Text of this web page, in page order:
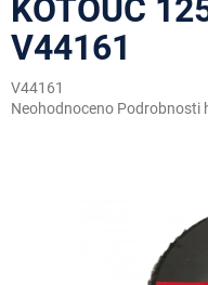
KOTOUČ
V44161
V44161
Průměrné
Neohodnoceno Podrobnosti